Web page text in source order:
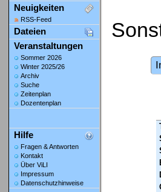
Neuigkeiten
RSS-Feed
Dateien
Veranstaltungen
Sommer 2026
Winter 2025/26
Archiv
Suche
Zeitenplan
Dozentenplan
Hilfe
Fragen & Antworten
Kontakt
Über ViLI
Impressum
Datenschutzhinweise